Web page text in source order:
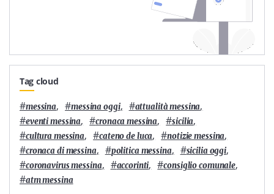
Tag cloud
#messina, #messina oggi, #attualità messina,
#eventi messina, #cronaca messina, #sicilia,
#cultura messina, #cateno de luca, #notizie messina,
#cronaca di messina, #politica messina, #sicilia oggi,
#coronavirus messina, #accorinti, #consiglio comunale,
#atm messina